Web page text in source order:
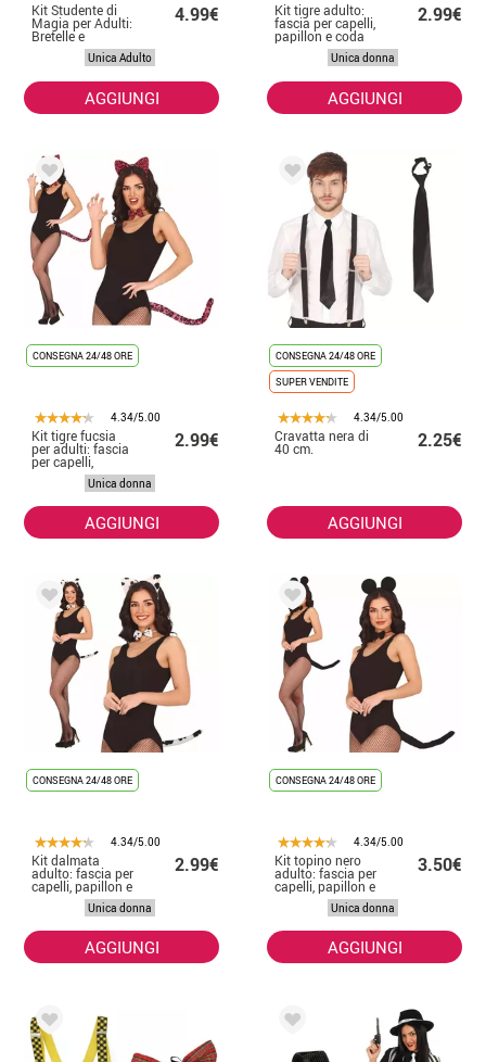
Kit Studente di
Magia per Adulti:
Bretelle e
Papillon a Righe
4.99€
Unica Adulto
AGGIUNGI
Kit tigre adulto:
fascia per capelli,
papillon e coda
2.99€
Unica donna
AGGIUNGI
CONSEGNA 24/48 ORE
4.34/5.00
Kit tigre fucsia
per adulti: fascia
per capelli,
papillon e coda
2.99€
Unica donna
AGGIUNGI
CONSEGNA 24/48 ORE
SUPER VENDITE
4.34/5.00
Cravatta nera di
40 cm. 2.25€
AGGIUNGI
CONSEGNA 24/48 ORE
4.34/5.00
Kit dalmata
adulto: fascia per
capelli, papillon e
coda
2.99€
Unica donna
AGGIUNGI
CONSEGNA 24/48 ORE
4.34/5.00
Kit topino nero
adulto: fascia per
capelli, papillon e
coda
3.50€
Unica donna
AGGIUNGI